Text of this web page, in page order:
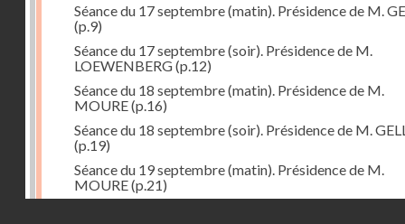
Séance du 17 septembre (matin). Présidence de M.
(p.9)
Séance du 17 septembre (soir). Présidence de M.
LOEWENBERG(p.12)
Séance du 18 septembre (matin). Présidence de M.
MOURE(p.16)
Séance du 18 septembre (soir). Présidence de M.
(p.19)
Séance du 19 septembre (matin). Présidence de M.
MOURE(p.21)